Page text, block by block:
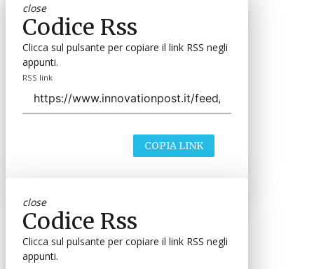
close
Codice Rss
Clicca sul pulsante per copiare il link RSS negli
appunti.
RSS link
COPIA LINK
close
Codice Rss
Clicca sul pulsante per copiare il link RSS negli
appunti.